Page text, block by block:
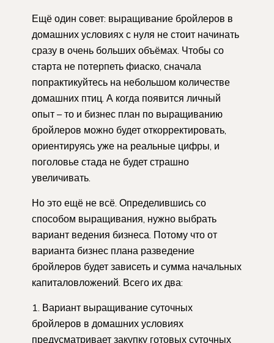
Ещё один совет: выращивание бройлеров в
домашних условиях с нуля не стоит начинать
сразу в очень больших объёмах. Чтобы со
старта не потерпеть фиаско, сначала
попрактикуйтесь на небольшом количестве
домашних птиц. А когда появится личный
опыт – то и бизнес план по выращиванию
бройлеров можно будет откорректировать,
ориентируясь уже на реальные цифры, и
поголовье стада не будет страшно
увеличивать.
Но это ещё не всё. Определившись со
способом выращивания, нужно выбрать
вариант ведения бизнеса. Потому что от
варианта бизнес плана разведение
бройлеров будет зависеть и сумма начальных
капиталовложений. Всего их два:
Вариант выращивание суточных
бройлеров в домашних условиях
предусматривает закупку готовых суточных